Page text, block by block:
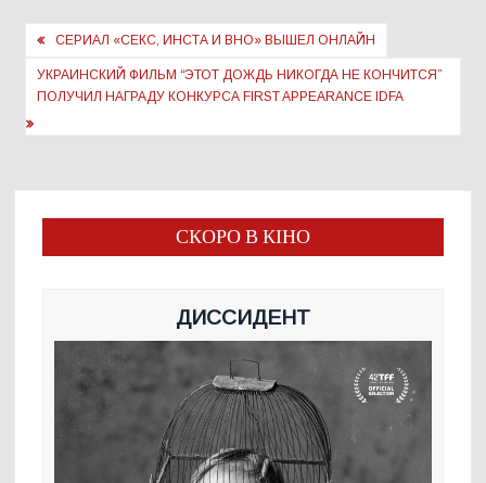
Навигация
по
записям
СЕРИАЛ «СЕКС, ИНСТА И ВНО» ВЫШЕЛ ОНЛАЙН
УКРАИНСКИЙ ФИЛЬМ “ЭТОТ ДОЖДЬ НИКОГДА НЕ КОНЧИТСЯ”
ПОЛУЧИЛ НАГРАДУ КОНКУРСА FIRST APPEARANCE IDFA
СКОРО В КІНО
ДИССИДЕНТ